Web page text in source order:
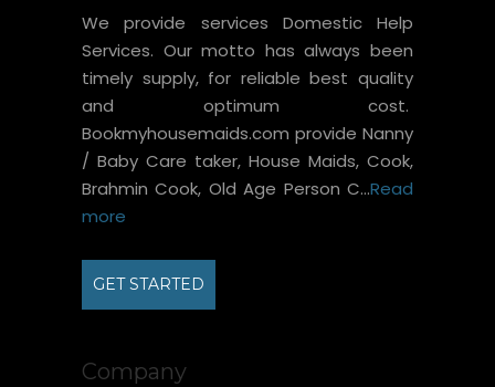
We provide services Domestic Help
Services. Our motto has always been
timely supply, for reliable best quality
and optimum cost.
Bookmyhousemaids.com provide Nanny
/ Baby Care taker, House Maids, Cook,
Brahmin Cook, Old Age Person C...Read
more
GET STARTED
Company